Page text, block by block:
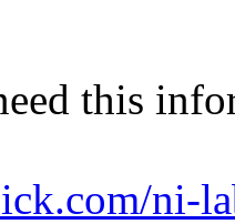
this
ni-